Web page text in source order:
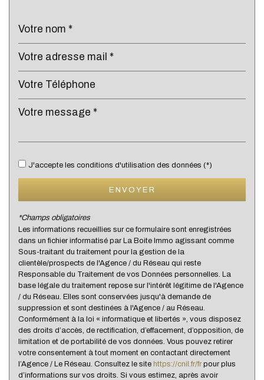
statistiques
Taxe habitation
Habitants de moins de 25 ans
33,73 %
Habitants de 25 à 55 ans
Habitants de plus de 55 ans
27,78 %
Nombre d'enfants par famille
Familles sans enfant
39,63 %
Familles avec 1 ou 2 enfants
Maisons
36,79 %
Appartements
63,21 %
Familles avec 3 enfants
9,72 %
J'accepte les conditions d'utilisation des données (*)
ENVOYER
*Champs obligatoires
Les informations recueillies sur ce formulaire sont enregistrées
dans un fichier informatisé par La Boite Immo agissant comme
Sous-traitant du traitement pour la gestion de la
clientèle/prospects de l'Agence / du Réseau qui reste
Responsable du Traitement de vos Données personnelles. La
base légale du traitement repose sur l'intérêt légitime de l'Agence
/ du Réseau. Elles sont conservées jusqu'à demande de
suppression et sont destinées à l'Agence / au Réseau.
Conformément à la loi « informatique et libertés », vous disposez
des droits d’accès, de rectification, d’effacement, d’opposition, de
limitation et de portabilité de vos données. Vous pouvez retirer
votre consentement à tout moment en contactant directement
l’Agence / Le Réseau. Consultez le site https://cnil.fr/fr pour plus
d’informations sur vos droits. Si vous estimez, après avoir